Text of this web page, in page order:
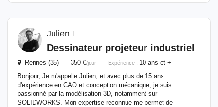
Julien L.
Dessinateur projeteur industriel
Rennes (35) 350 €/jour Expérience : 10 ans et +
Bonjour, Je m'appelle Julien, et avec plus de 15 ans
d'expérience en CAO et conception mécanique, je suis
passionné par la modélisation 3D, notamment sur
SOLIDWORKS. Mon expertise reconnue me permet de